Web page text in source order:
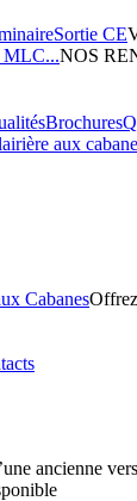
Sortie CE
MLC...NOS
Brochures
aux
Cabanes
ancienne